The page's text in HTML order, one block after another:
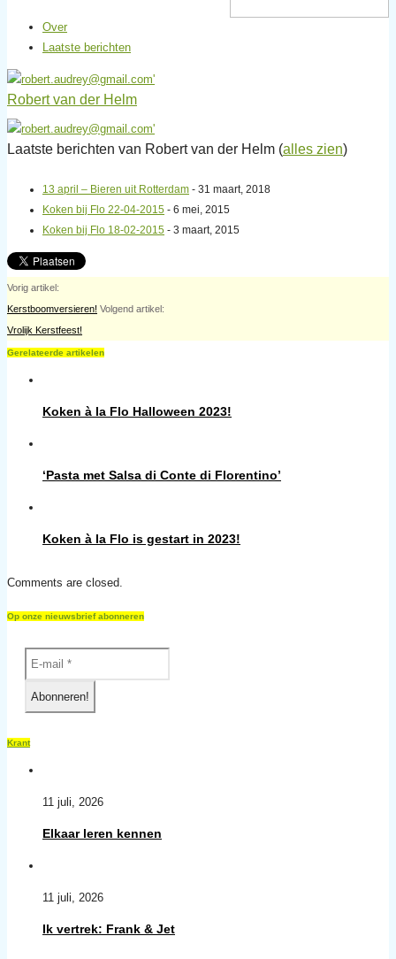
Over
Laatste berichten
Robert van der Helm
Laatste berichten van Robert van der Helm (alles zien)
13 april – Bieren uit Rotterdam - 31 maart, 2018
Koken bij Flo 22-04-2015 - 6 mei, 2015
Koken bij Flo 18-02-2015 - 3 maart, 2015
Vorig artikel:
Kerstboomversieren! Volgend artikel:
Vrolijk Kerstfeest!
Gerelateerde artikelen
Koken à la Flo Halloween 2023!
‘Pasta met Salsa di Conte di Florentino’
Koken à la Flo is gestart in 2023!
Comments are closed.
Op onze nieuwsbrief abonneren
Krant
11 juli, 2026
Elkaar leren kennen
11 juli, 2026
Ik vertrek: Frank & Jet